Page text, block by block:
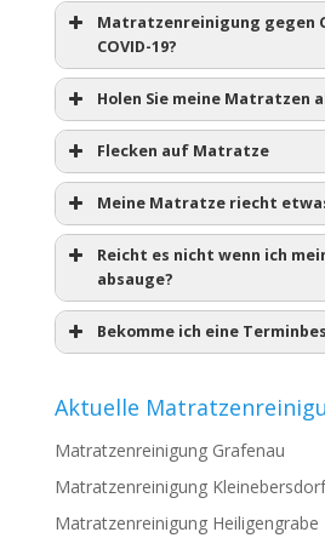
Matratzenreinigung gegen
COVID-19?
Holen Sie meine Matratzen
Flecken auf Matratze
Meine Matratze riecht
Reicht es nicht wenn ich
absauge?
Bekomme ich eine
Aktuelle
Matratzenreinigung Grafenau
Matratzenreinigung Kleinebersdorf
Matratzenreinigung